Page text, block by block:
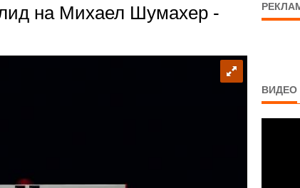
на Михаел Шумахер -
ВИДЕО